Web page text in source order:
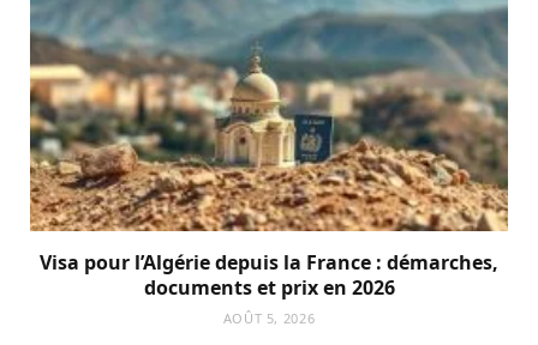
Visa pour l’Algérie depuis la France : démarches,
documents et prix en 2026
AOÛT 5, 2026